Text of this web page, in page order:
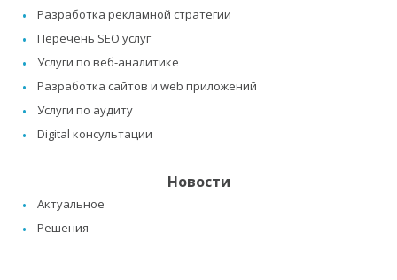
Разработка рекламной стратегии
Перечень SEO услуг
Услуги по веб-аналитике
Разработка сайтов и web приложений
Услуги по аудиту
Digital консультации
Новости
Актуальное
Решения